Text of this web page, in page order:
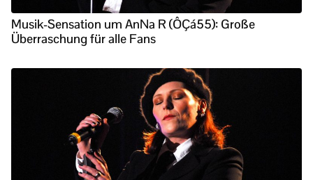
Musik-Sensation um AnNa R (ÔÇá55): Große
Überraschung für alle Fans